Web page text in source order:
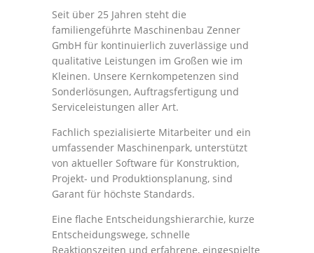
Handhabungstechnik
Hütten- / Walzwerktechnik
Unternehmen
Alles aus einer Hand
Firmenhistorie
Downloads
Ansprechpartner
Seit über 25 Jahren steht die
familiengeführte Maschinenbau Zenner
GmbH für kontinuierlich zuverlässige und
qualitative Leistungen im Großen wie im
Kleinen. Unsere Kernkompetenzen sind
Sonderlösungen, Auftragsfertigung und
Serviceleistungen aller Art.
Fachlich spezialisierte Mitarbeiter und ein
umfassender Maschinenpark, unterstützt
von aktueller Software für Konstruktion,
Projekt- und Produktionsplanung, sind
Garant für höchste Standards.
Eine flache Entscheidungshierarchie, kurze
Entscheidungswege, schnelle
Reaktionszeiten und erfahrene, eingespielte